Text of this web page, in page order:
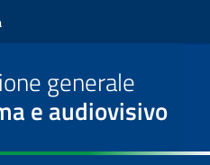
generale
e audiovisivo